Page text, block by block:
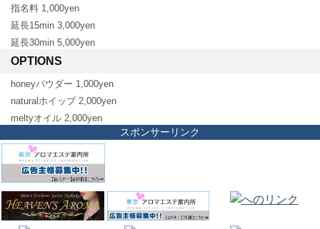
指名料 1,000yen
延長15min 3,000yen
延長30min 5,000yen
OPTIONS
honeyパウダー 1,000yen
naturalホイップ 2,000yen
meltyオイル 2,000yen
スポンサーリンク